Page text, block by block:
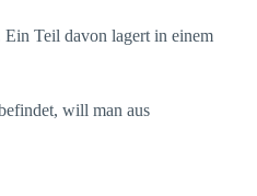
Teil davon lagert in einem
will man aus